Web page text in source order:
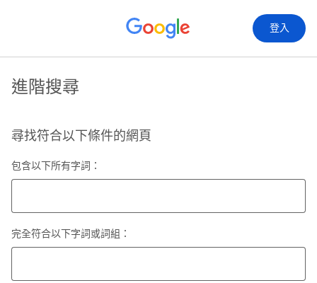
登入
進階搜尋
尋找符合以下條件的網頁
包含以下所有字詞：
完全符合以下字詞或詞組：